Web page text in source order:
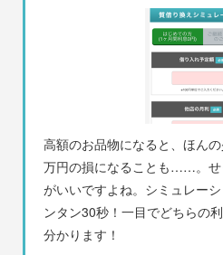
高額のお品物になると、ほん
万円の損になることも……。せ
がいいですよね。シミュレー
ンタン30秒！一目でどちらの
分かります！